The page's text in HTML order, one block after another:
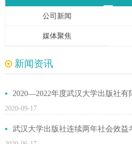
公司新闻
媒体聚焦
新闻资讯
2020—2022年度武汉大学出版社有限责任公司出版物
2020-09-17
武汉大学出版社连续两年社会效益